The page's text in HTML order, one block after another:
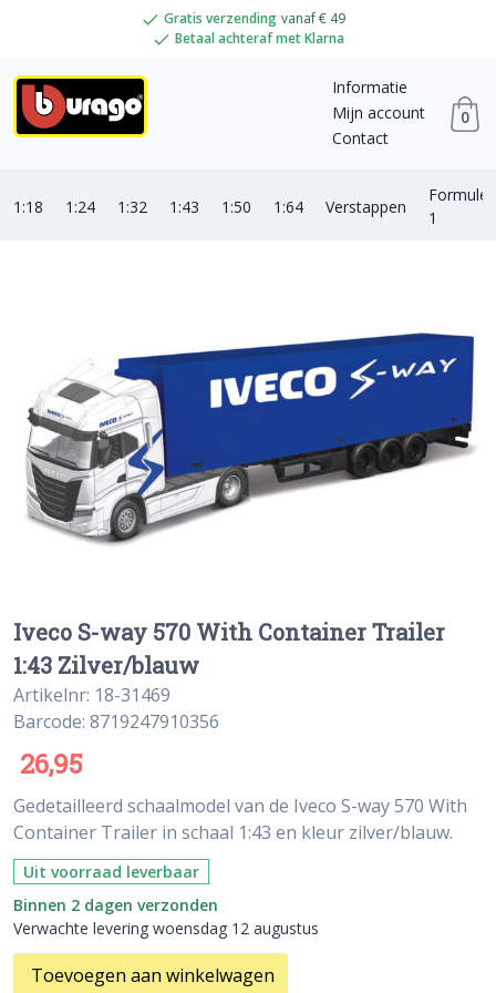
Gratis verzending vanaf € 49
Betaal achteraf met Klarna
Informatie
Mijn account
Contact
0
1:18 1:24 1:32 1:43 1:50 1:64 Verstappen
Formule
1
Iveco S-way 570 With Container Trailer
1:43 Zilver/blauw
Artikelnr: 18-31469
Barcode: 8719247910356
26,95
Gedetailleerd schaalmodel van de Iveco S-way 570 With
Container Trailer in schaal 1:43 en kleur zilver/blauw.
Uit voorraad leverbaar
Binnen 2 dagen verzonden
Verwachte levering woensdag 12 augustus
Toevoegen aan winkelwagen